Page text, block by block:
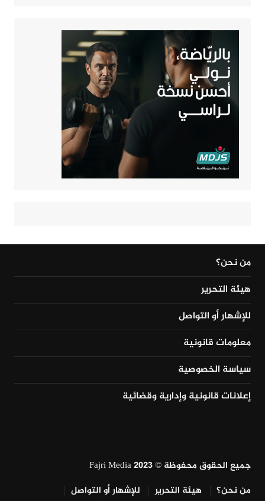
من نحن؟
هيئة التحرير
للإشهار أو التواصل
معلومات قانونية
سياسة الخصوصية
إعلانات قانونية وإدارية وقضائية
جميع الحقوق محفوظة © Fajri Media 2023
من نحن؟
هيئة التحرير
للإشهار أو التواصل